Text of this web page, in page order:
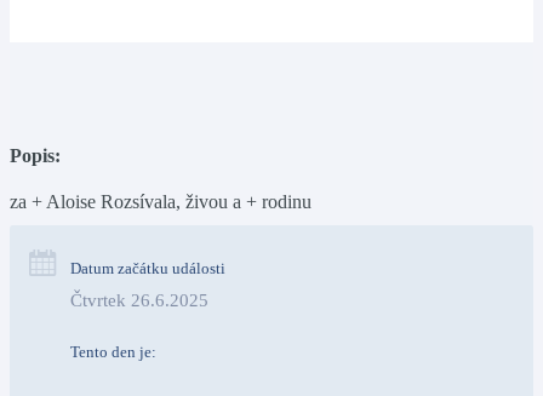
Popis:
za + Aloise Rozsívala, živou a + rodinu
Datum začátku události
Čtvrtek 26.6.2025
Tento den je: